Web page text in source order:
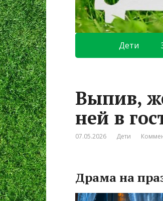
Дети
Выпив,
ней в
07.05.2026 Дети
Драма на